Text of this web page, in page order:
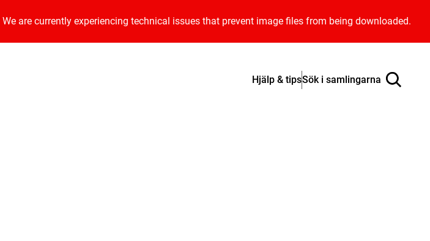
We are currently experiencing technical issues that prevent image files from being downloaded.
Hjälp & tipsSök i samlingarna